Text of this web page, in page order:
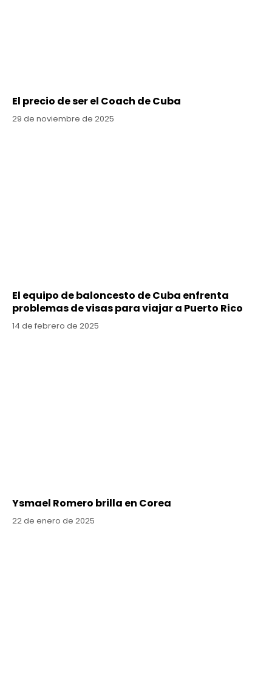
El precio de ser el Coach de Cuba
29 de noviembre de 2025
El equipo de baloncesto de Cuba enfrenta
problemas de visas para viajar a Puerto Rico
14 de febrero de 2025
Ysmael Romero brilla en Corea
22 de enero de 2025